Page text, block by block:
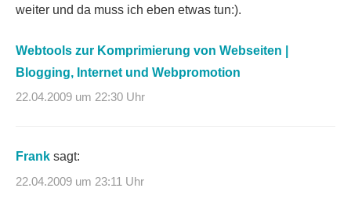
weiter und da muss ich eben etwas tun:).
Webtools zur Komprimierung von Webseiten |
Blogging, Internet und Webpromotion
22.04.2009 um 22:30 Uhr
Frank sagt:
22.04.2009 um 23:11 Uhr